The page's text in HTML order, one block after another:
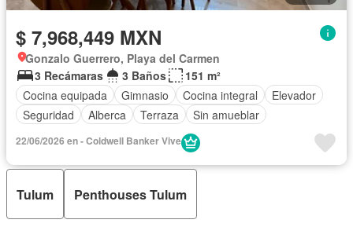
$ 7,968,449 MXN
Gonzalo Guerrero, Playa del Carmen
3 Recámaras
3 Baños
151 m²
Cocina equipada
Gimnasio Cocina integral
Elevador
Seguridad
Alberca Terraza Sin amueblar
22/06/2026 en - Coldwell Banker Vive
Tulum Penthouses Tulum